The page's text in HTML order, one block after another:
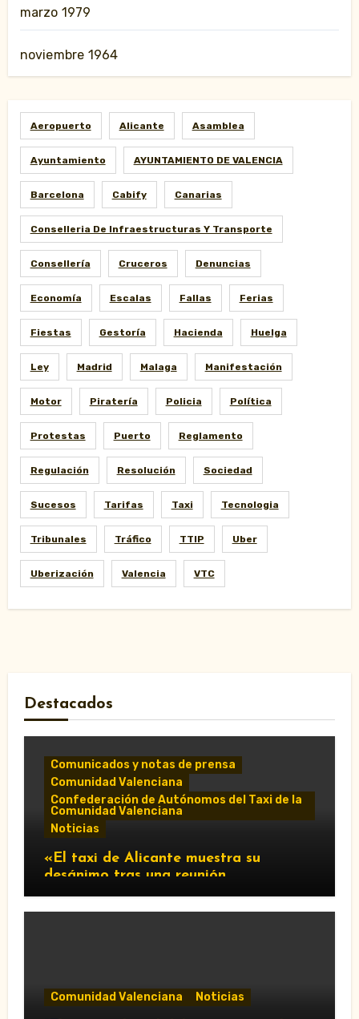
marzo 1979
noviembre 1964
Aeropuerto Alicante Asamblea
Ayuntamiento AYUNTAMIENTO DE VALENCIA
Barcelona Cabify Canarias
Conselleria De Infraestructuras Y Transporte
Consellería Cruceros Denuncias
Economía Escalas Fallas Ferias
Fiestas Gestoría Hacienda Huelga
Ley Madrid Malaga Manifestación
Motor Piratería Policia Política
Protestas Puerto Reglamento
Regulación Resolución Sociedad
Sucesos Tarifas Taxi Tecnologia
Tribunales Tráfico TTIP Uber
Uberización Valencia VTC
Destacados
Comunicados y notas de prensa
Comunidad Valenciana
Confederación de Autónomos del Taxi de la
Comunidad Valenciana
Noticias
«El taxi de Alicante muestra su
desánimo tras una reunión
Decreto Ley 5/2026»
Comunidad Valenciana Noticias